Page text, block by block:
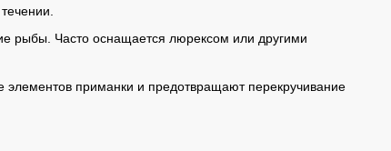
рыбы. Часто оснащается люрексом или другими
приманки и предотвращают перекручивание